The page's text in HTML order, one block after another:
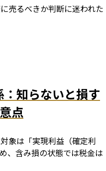
売るべきか判断に迷われた
知らないと損す
点
象は「実現利益（確定利
、含み損の状態では税金は